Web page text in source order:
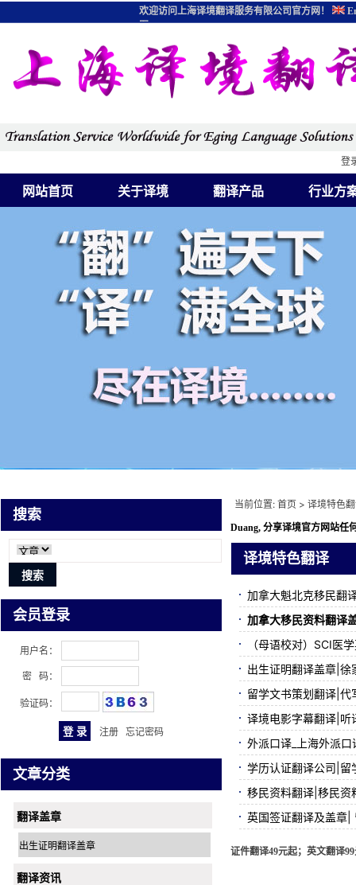
网站首页 关于译境 翻译产品 行业方
登
欢迎访问上海译境翻译服务有限公司官方网！
图
搜索
会员登录
用户名：
密 码：
验证码：
注册 忘记密码
文章分类
翻译盖章
出生证明翻译盖章
翻译资讯
当前位置: 首页 > 译境特色
Duang, 分享译境官方网站任
译境特色翻译
加拿大魁北克移民翻
加拿大移民资料翻译
（母语校对）SCI医
出生证明翻译盖章|
留学文书策划翻译|代
译境电影字幕翻译|听
外派口译_上海外派
学历认证翻译公司|留
移民资料翻译|移民资
英国签证翻译及盖章|
证件翻译49元起；英文翻译